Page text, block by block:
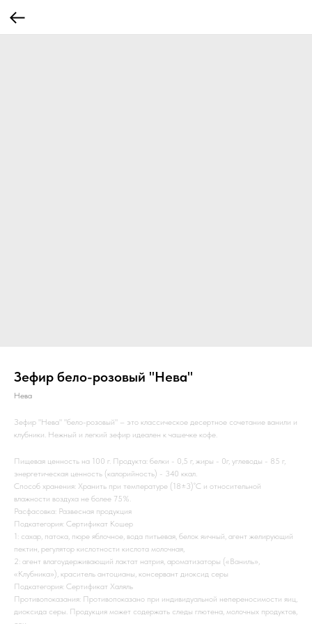
Зефир бело-розовый "Нева"
Нева
Зефир "Нева" "бело-розовый" – это классическое десертное сочетание ванили и
клубники. Нежный и легкий зефир идеален к чашечке кофе.
Пищевая ценность на 100 г. Продукта: белки - 0,5 г, жиры - 0г, углеводы - 85 г,
энергетическая ценность (калорийность) - 340 ккал.
Способ хранения: Хранить при температуре (18±3)˚С и относительной
влажности воздуха не более 75%.
Расфасовка: Развесная продукция
Подкатегория: Сертификат Кошер
1: сахар, патока, пюре яблочное, вода питьевая, белок яичный, агент желирующий
пектин, регулятор кислотности кислота молочная,
2: агент влагоудерживающий лактат натрия, ароматизаторы («Ваниль»,
«Клубника»), краситель антоцианы, консервант диоксид серы
Подкатегория: Сертификат Халяль
Противопоказания: Противопоказано при индивидуальной непереносимости яиц,
диоксида серы. Продукция может содержать следы глютена, молочных продуктов,